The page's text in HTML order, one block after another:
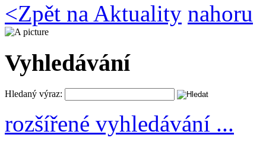
<Zpět na Aktuality nahoru
Vyhledávání
Hledaný výraz:
rozšířené vyhledávání ...